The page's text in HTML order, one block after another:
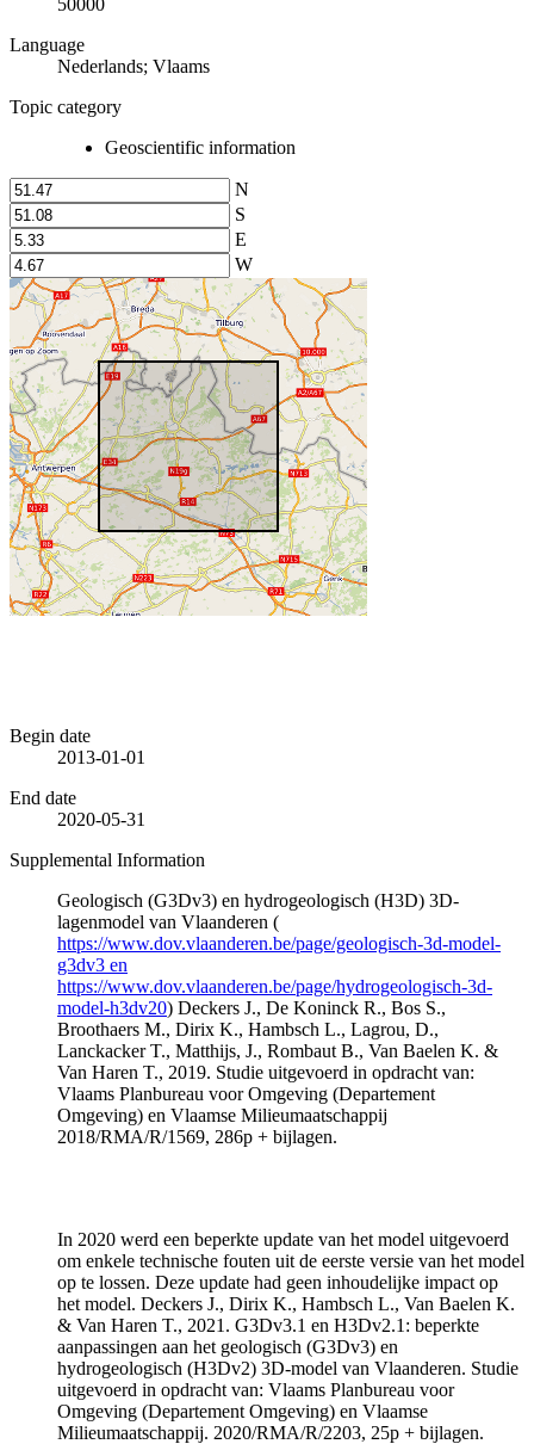
Language
Nederlands; Vlaams
Topic category
Geoscientific information
N
S
E
W
Begin date
2013-01-01
End date
2020-05-31
Supplemental Information
Geologisch (G3Dv3) en hydrogeologisch (H3D) 3D-
lagenmodel van Vlaanderen (
https://www.dov.vlaanderen.be/page/geologisch-3d-model-
g3dv3 en
https://www.dov.vlaanderen.be/page/hydrogeologisch-3d-
model-h3dv20) Deckers J., De Koninck R., Bos S.,
Broothaers M., Dirix K., Hambsch L., Lagrou, D.,
Lanckacker T., Matthijs, J., Rombaut B., Van Baelen K. &
Van Haren T., 2019. Studie uitgevoerd in opdracht van:
Vlaams Planbureau voor Omgeving (Departement
Omgeving) en Vlaamse Milieumaatschappij
2018/RMA/R/1569, 286p + bijlagen.
In 2020 werd een beperkte update van het model uitgevoerd
om enkele technische fouten uit de eerste versie van het model
op te lossen. Deze update had geen inhoudelijke impact op
het model. Deckers J., Dirix K., Hambsch L., Van Baelen K.
& Van Haren T., 2021. G3Dv3.1 en H3Dv2.1: beperkte
aanpassingen aan het geologisch (G3Dv3) en
hydrogeologisch (H3Dv2) 3D-model van Vlaanderen. Studie
uitgevoerd in opdracht van: Vlaams Planbureau voor
Omgeving (Departement Omgeving) en Vlaamse
Milieumaatschappij. 2020/RMA/R/2203, 25p + bijlagen.